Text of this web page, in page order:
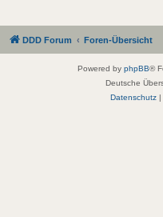
DDD Forum Foren-Übersicht
Powered by phpBB®
Deutsche
Datenschutz|